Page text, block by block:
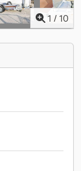
1 / 10